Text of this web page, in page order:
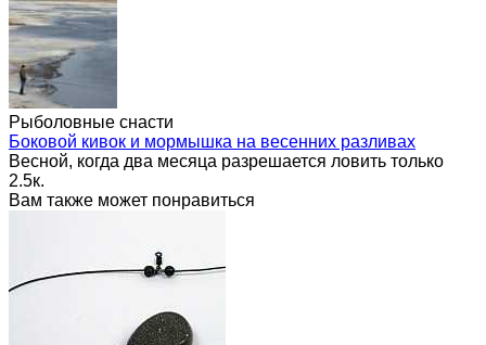
Рыболовные снасти
Боковой кивок и мормышка на весенних разливах
Весной, когда два месяца разрешается ловить только
2.5к.
Вам также может понравиться